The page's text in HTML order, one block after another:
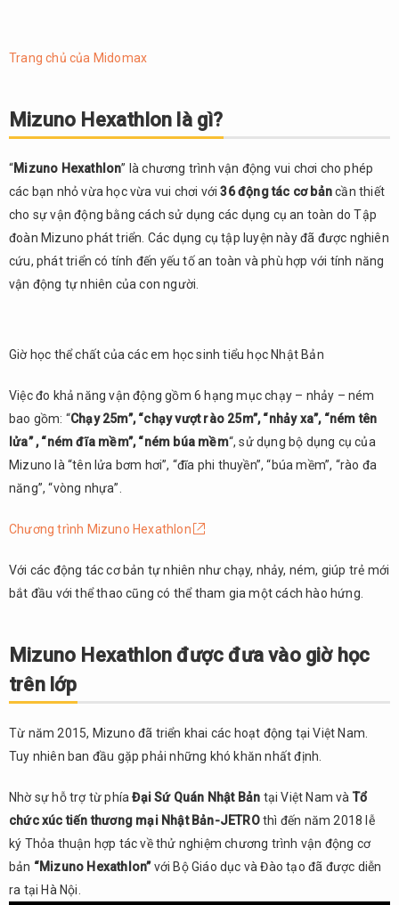
Hexathlon
vận động
từ khi còn
Tổng
kết
Trang chủ của Midomax
Mizuno Hexathlon là gì?
“Mizuno Hexathlon” là chương trình vận động vui chơi cho phép
các bạn nhỏ vừa học vừa vui chơi với36 động tác cơ bảncần thiết
cho sự vận động bằng cách sử dụng các dụng cụ an toàn do Tập
đoàn Mizuno phát triển. Các dụng cụ tập luyện này đã được nghiên
cứu, phát triển có tính đến yếu tố an toàn và phù hợp với tính năng
vận động tự nhiên của con người.
Giờ học thể chất của các em học sinh tiểu học Nhật Bản
Việc đo khả năng vận động gồm 6 hạng mục chạy – nhảy – ném
bao gồm: “Chạy 25m”, “chạy vượt rào 25m”, “nhảy xa”, “ném tên
lửa” , “ném đĩa mềm”, “ném búa mềm“, sử dụng bộ dụng cụ của
Mizuno là “tên lửa bơm hơi”, “đĩa phi thuyền”, “búa mềm”, “rào đa
năng”, “vòng nhựa”.
Chương trình Mizuno Hexathlon
Với các động tác cơ bản tự nhiên như chạy, nhảy, ném, giúp trẻ mới
bắt đầu với thể thao cũng có thể tham gia một cách hào hứng.
Mizuno Hexathlon được đưa vào giờ học
trên lớp
Từ năm 2015, Mizuno đã triển khai các hoạt động tại Việt Nam.
Tuy nhiên ban đầu gặp phải những khó khăn nhất định.
Nhờ sự hỗ trợ từ phíaĐại Sứ Quán Nhật Bản tại Việt Nam và Tổ
chức xúc tiến thương mại Nhật Bản-JETROthì đến năm 2018 lễ
ký Thỏa thuận hợp tác về thử nghiệm chương trình vận động cơ
bản “Mizuno Hexathlon”với Bộ Giáo dục và Đào tạo đã được diễn
ra tại Hà Nội.